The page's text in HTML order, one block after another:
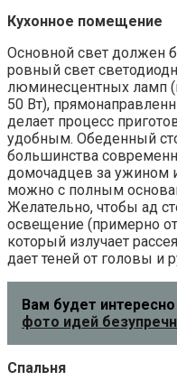
Кухонное помещение
Основной свет должен
ровный свет
люминесцентных ламп
50 Вт),
делает процесс
удобным. Обеденный
большинства
домочадцев за ужином
можно с полным
Желательно, чтобы ад
освещение (примерно
который излучает
дает теней от головы и
Вам будет интересно
фото идей
Спальня